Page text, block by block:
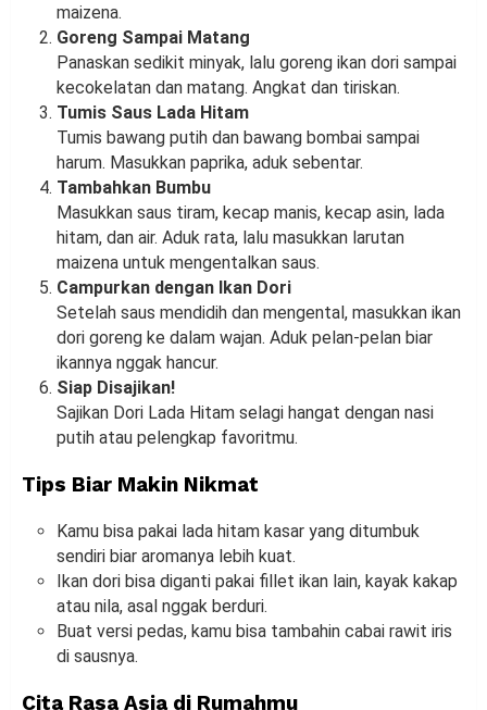
maizena.
Goreng Sampai Matang
Panaskan sedikit minyak, lalu goreng ikan dori sampai
kecokelatan dan matang. Angkat dan tiriskan.
Tumis Saus Lada Hitam
Tumis bawang putih dan bawang bombai sampai
harum. Masukkan paprika, aduk sebentar.
Tambahkan Bumbu
Masukkan saus tiram, kecap manis, kecap asin, lada
hitam, dan air. Aduk rata, lalu masukkan larutan
maizena untuk mengentalkan saus.
Campurkan dengan Ikan Dori
Setelah saus mendidih dan mengental, masukkan ikan
dori goreng ke dalam wajan. Aduk pelan-pelan biar
ikannya nggak hancur.
Siap Disajikan!
Sajikan Dori Lada Hitam selagi hangat dengan nasi
putih atau pelengkap favoritmu.
Tips Biar Makin Nikmat
Kamu bisa pakai lada hitam kasar yang ditumbuk
sendiri biar aromanya lebih kuat.
Ikan dori bisa diganti pakai fillet ikan lain, kayak kakap
atau nila, asal nggak berduri.
Buat versi pedas, kamu bisa tambahin cabai rawit iris
di sausnya.
Cita Rasa Asia di Rumahmu